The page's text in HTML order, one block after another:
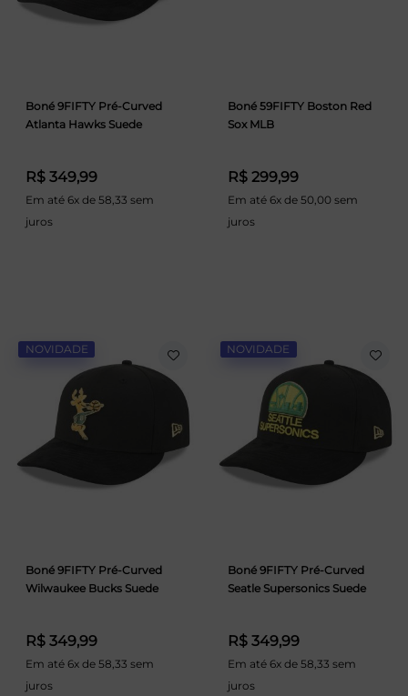
Boné 9FIFTY Pré-Curved
Atlanta Hawks Suede
R$ 349,99
Em até 6x de 58,33 sem
juros
Boné 59FIFTY Boston Red
Sox MLB
R$ 299,99
Em até 6x de 50,00 sem
juros
NOVIDADE
Boné 9FIFTY Pré-Curved
Wilwaukee Bucks Suede
R$ 349,99
Em até 6x de 58,33 sem
juros
NOVIDADE
Boné 9FIFTY Pré-Curved
Seatle Supersonics Suede
R$ 349,99
Em até 6x de 58,33 sem
juros